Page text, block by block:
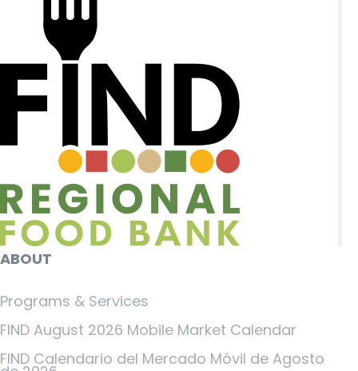
ABOUT
Programs & Services
FIND August 2026 Mobile Market Calendar
FIND Calendario del Mercado Móvil de Agosto